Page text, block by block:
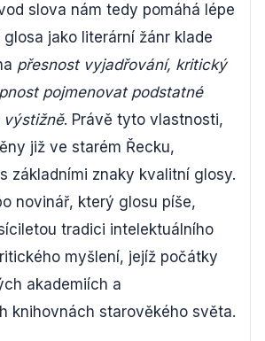
slova nám tedy pomáhá lépe
jako literární žánr klade
přesnost vyjadřování, kritický
pojmenovat podstatné
výstižně. Právě tyto vlastnosti,
již ve starém Řecku,
základními znaky kvalitní glosy.
novinář, který glosu píše,
tradici intelektuálního
myšlení, jejíž počátky
akademiích a
knihovnách starověkého světa.